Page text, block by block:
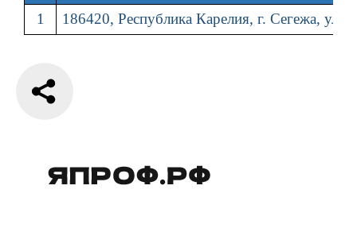
1 186420, Республика Карелия, г. Сегежа, ул.